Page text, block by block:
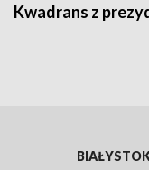
Kwadrans z